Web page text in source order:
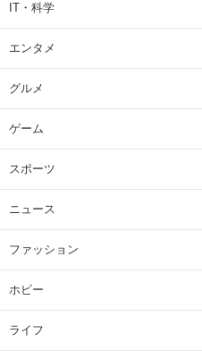
IT・科学
エンタメ
グルメ
ゲーム
スポーツ
ニュース
ファッション
ホビー
ライフ